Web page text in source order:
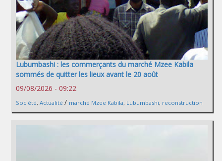
Lubumbashi : les commerçants du marché Mzee Kabila
sommés de quitter les lieux avant le 20 août
09/08/2026 - 09:22
Société, Actualité / marché Mzee Kabila, Lubumbashi, reconstruction